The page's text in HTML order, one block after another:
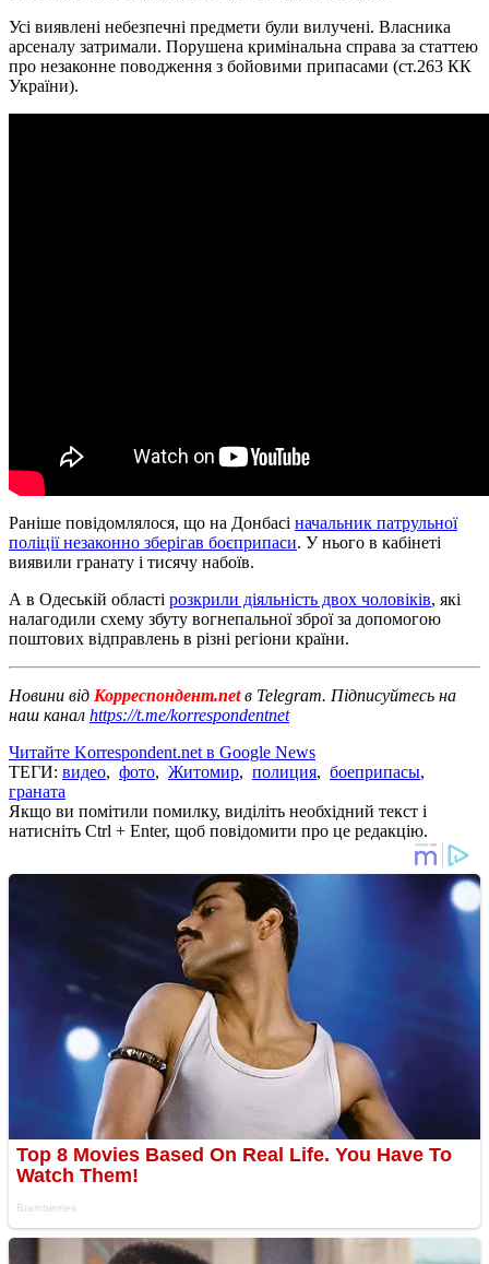
Усі виявлені небезпечні предмети були вилучені. Власника
арсеналу затримали. Порушена кримінальна справа за статтею
про незаконне поводження з бойовими припасами (ст.263 КК
України).
Раніше повідомлялося, що на Донбасі начальник патрульної
поліції незаконно зберігав боєприпаси. У нього в кабінеті
виявили гранату і тисячу набоїв.
А в Одеській області розкрили діяльність двох чоловіків, які
налагодили схему збуту вогнепальної зброї за допомогою
поштових відправлень в різні регіони країни.
Новини від Корреспондент.netв Telegram. Підписуйтесь на
наш канал https://t.me/korrespondentnet
Читайте Korrespondent.net в Google News
ТЕГИ: видео, фото, Житомир, полиция, боеприпасы,
граната
Якщо ви помітили помилку, виділіть необхідний текст і
натисніть Ctrl + Enter, щоб повідомити про це редакцію.